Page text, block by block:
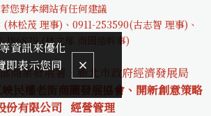
若您對本網站有任何建議
(林松茂 理事)、0911-253590(古志智 理事)、
18682 9 (林文郁 商圈總幹事)
商業發展署、新北市政府經濟發展局
民權老街商圈發展協會、開新創意策略
份有限公司 經營管理
資訊來優化
即表示您同